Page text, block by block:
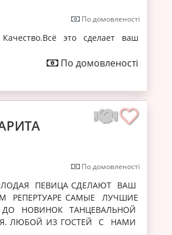
По домовленості
это сделает ваш
По домовленості
По домовленості
ПЕВИЦА СДЕЛАЮТ ВАШ
РЕПЕРТУАРЕ САМЫЕ ЛУЧШИЕ
НОВИНОК ТАНЦЕВАЛЬНОЙ
ЛЮБОЙ ИЗ ГОСТЕЙ С НАМИ